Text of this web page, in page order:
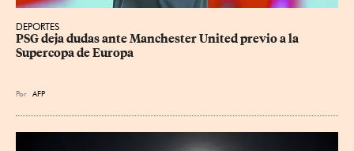
DEPORTES
PSG deja dudas ante Manchester United previo a la
Supercopa de Europa
Por AFP